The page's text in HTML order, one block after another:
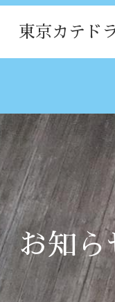
東京カテド
お知ら